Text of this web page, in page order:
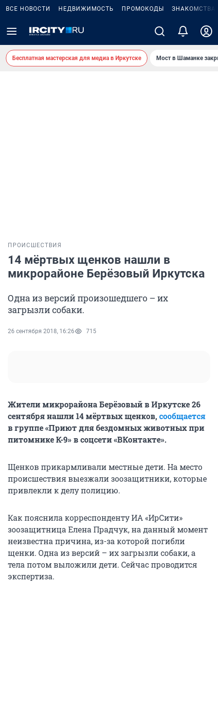
ВСЕ НОВОСТИ НЕДВИЖИМОСТЬ ПРОМОКОДЫ ЗНАКОМСТВА
Бесплатная мастерская для медиа в Иркутске Мост в Шаманке
ПРОИСШЕСТВИЯ
14 мёртвых щенков нашли в
микрорайоне Берёзовый Иркутска
Одна из версий произошедшего – их
загрызли собаки.
26 сентября 2018, 16:26 715
Жители микрорайона Берёзовый в Иркутске 26
сентября нашли 14 мёртвых щенков,сообщается
в группе «Приют для бездомных животных при
питомнике К-9» в соцсети «ВКонтакте».
Щенков прикармливали местные дети. На место
происшествия выезжали зоозащитники, которые
привлекли к делу полицию.
Как пояснила корреспонденту ИА «ИрСити»
зоозащитница Елена Прадчук, на данный момент
неизвестна причина, из-за которой погибли
щенки. Одна из версий – их загрызли собаки, а
тела потом выложили дети. Сейчас проводится
экспертиза.